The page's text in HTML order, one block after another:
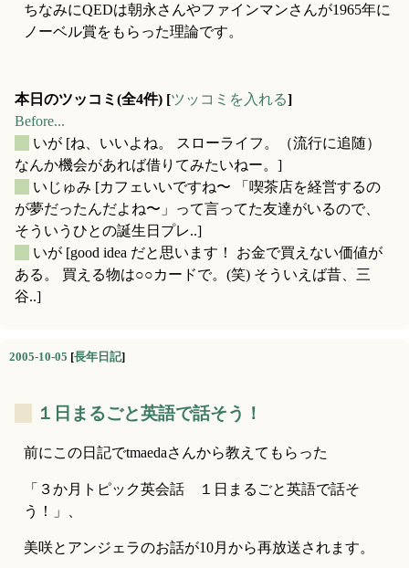
ちなみにQEDは朝永さんやファインマンさんが1965年に
ノーベル賞をもらった理論です。
本日のツッコミ(全4件) [ツッコミを入れる]
Before...
いが [ね、いいよね。 スローライフ。（流行に追随）
なんか機会があれば借りてみたいねー。]
いじゅみ [カフェいいですね〜 「喫茶店を経営するの
が夢だったんだよね〜」って言ってた友達がいるので、
そういうひとの誕生日プレ..]
いが [good idea だと思います！ お金で買えない価値が
ある。 買える物は○○カードで。(笑) そういえば昔、三
谷..]
2005-10-05 [長年日記]
１日まるごと英語で話そう！
前にこの日記でtmaedaさんから教えてもらった
「３か月トピック英会話　１日まるごと英語で話そ
う！」、
美咲とアンジェラのお話が10月から再放送されます。